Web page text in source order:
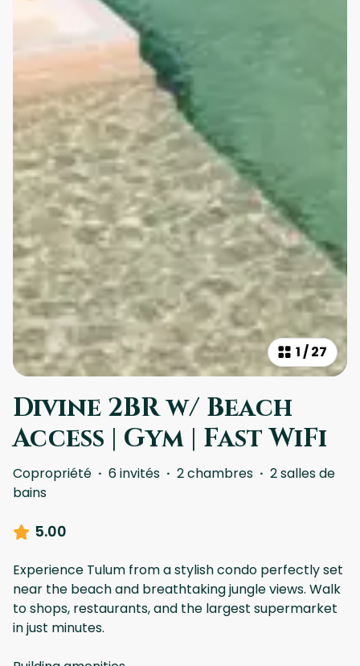
1/27
Divine 2BR w/ Beach
Access | Gym | Fast WiFi
Copropriété · 6 invités · 2 chambres · 2 salles de
bains
5.00
Experience Tulum from a stylish condo perfectly set
near the beach and breathtaking jungle views. Walk
to shops, restaurants, and the largest supermarket
in just minutes.